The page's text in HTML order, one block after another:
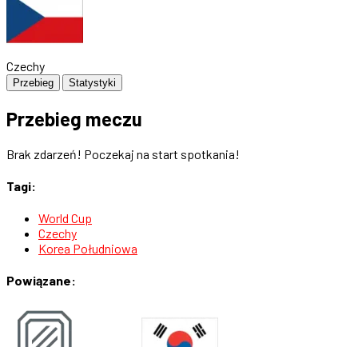
Czechy
Przebieg Statystyki
Przebieg meczu
Brak zdarzeń! Poczekaj na start spotkania!
Tagi:
World Cup
Czechy
Korea Południowa
Powiązane: